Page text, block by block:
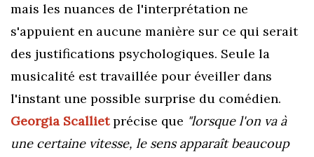
mais les nuances de l'interprétation ne
s'appuient en aucune manière sur ce qui serait
des justifications psychologiques. Seule la
musicalité est travaillée pour éveiller dans
l'instant une possible surprise du comédien.
Georgia Scallietprécise que "lorsque l'on va à
une certaine vitesse, le sens apparaît beaucoup